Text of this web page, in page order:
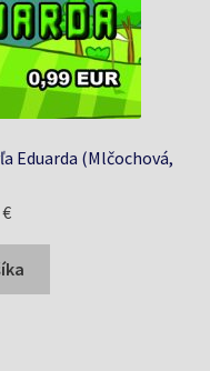
Eduarda (Mlčochová,
€Aktuálna
cena
je:
0,96 €.